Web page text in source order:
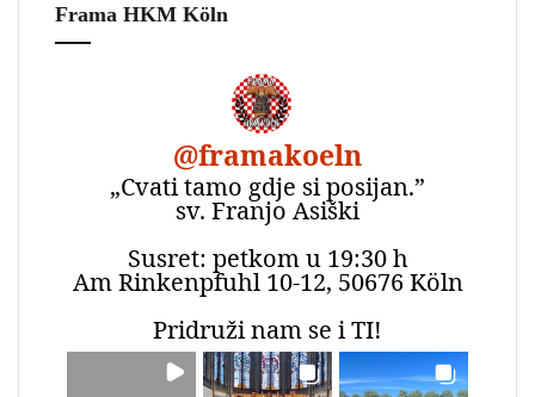
Frama HKM Köln
@framakoeln
„Cvati tamo gdje si posijan.”
sv. Franjo Asiški
Susret: petkom u 19:30 h
Am Rinkenpfuhl 10-12, 50676 Köln
Pridruži nam se i TI!